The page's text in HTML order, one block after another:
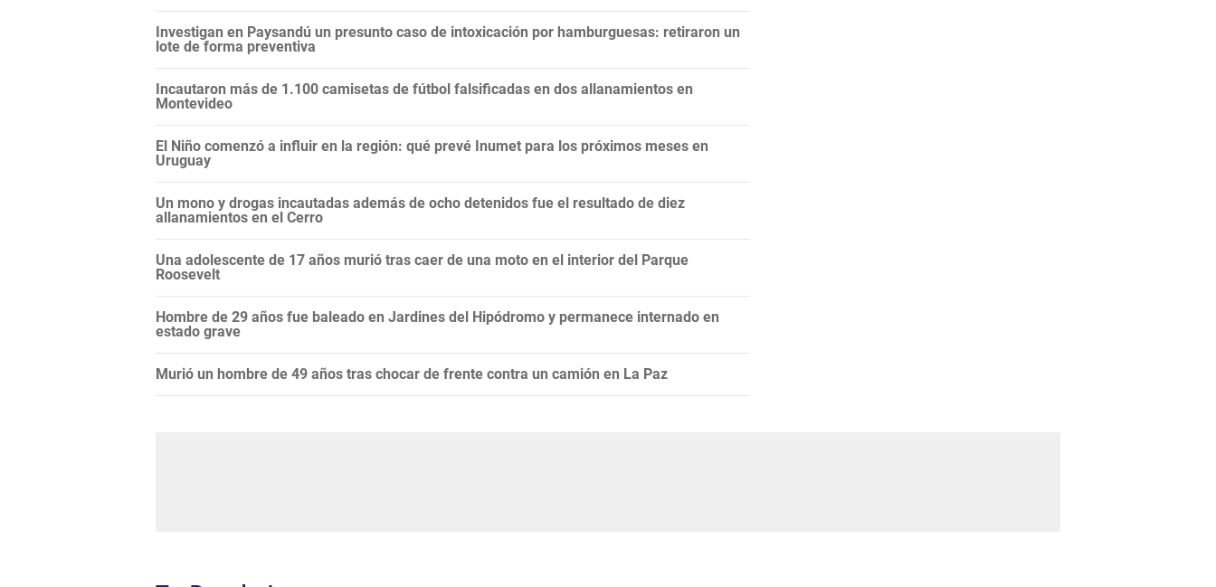
Investigan en Paysandú un presunto caso de intoxicación por hamburguesas: retiraron un
lote de forma preventiva
Incautaron más de 1.100 camisetas de fútbol falsificadas en dos allanamientos en
Montevideo
El Niño comenzó a influir en la región: qué prevé Inumet para los próximos meses en
Uruguay
Un mono y drogas incautadas además de ocho detenidos fue el resultado de diez
allanamientos en el Cerro
Una adolescente de 17 años murió tras caer de una moto en el interior del Parque
Roosevelt
Hombre de 29 años fue baleado en Jardines del Hipódromo y permanece internado en
estado grave
Murió un hombre de 49 años tras chocar de frente contra un camión en La Paz